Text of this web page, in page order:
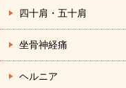
四十肩・五十肩
坐骨神経痛
ヘルニア